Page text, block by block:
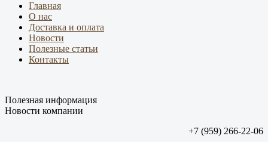
Главная
О нас
Доставка и оплата
Новости
Полезные статьи
Контакты
Полезная информация
Новости компании
+7 (959) 266-22-06